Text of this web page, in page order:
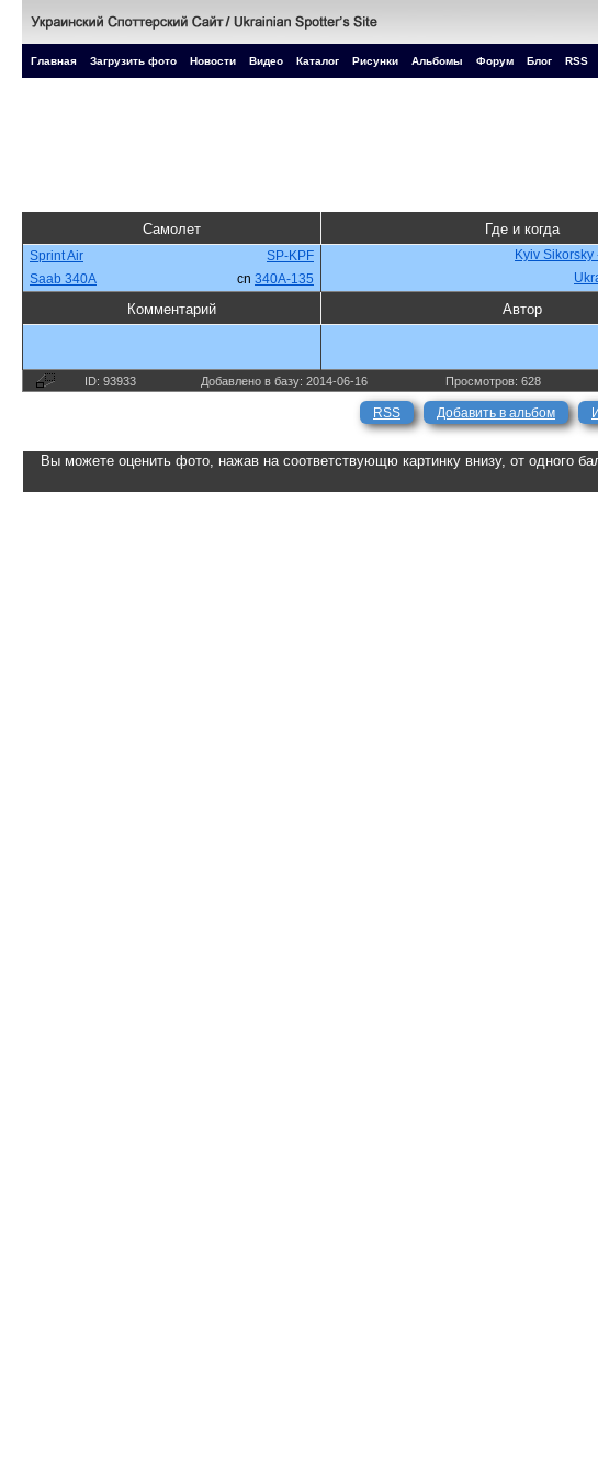
Главная Загрузить фото Новости Видео Каталог Рисунки Альбомы Форум Блог RSS
Самолет Где и когда
Sprint Air SP-KPF
Kyiv Sikorsky
Saab 340A
cn 340A-135
Комментарий Автор
ID: 93933 Добавлено в базу: 2014-06-16 Просмотров: 628
RSS Добавить в альбом
Вы можете оценить фото, нажав на соответствующю картинку внизу, от одного